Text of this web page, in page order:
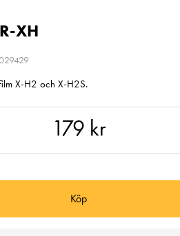
XH
X-H2 och X-H2S.
179 kr
Köp